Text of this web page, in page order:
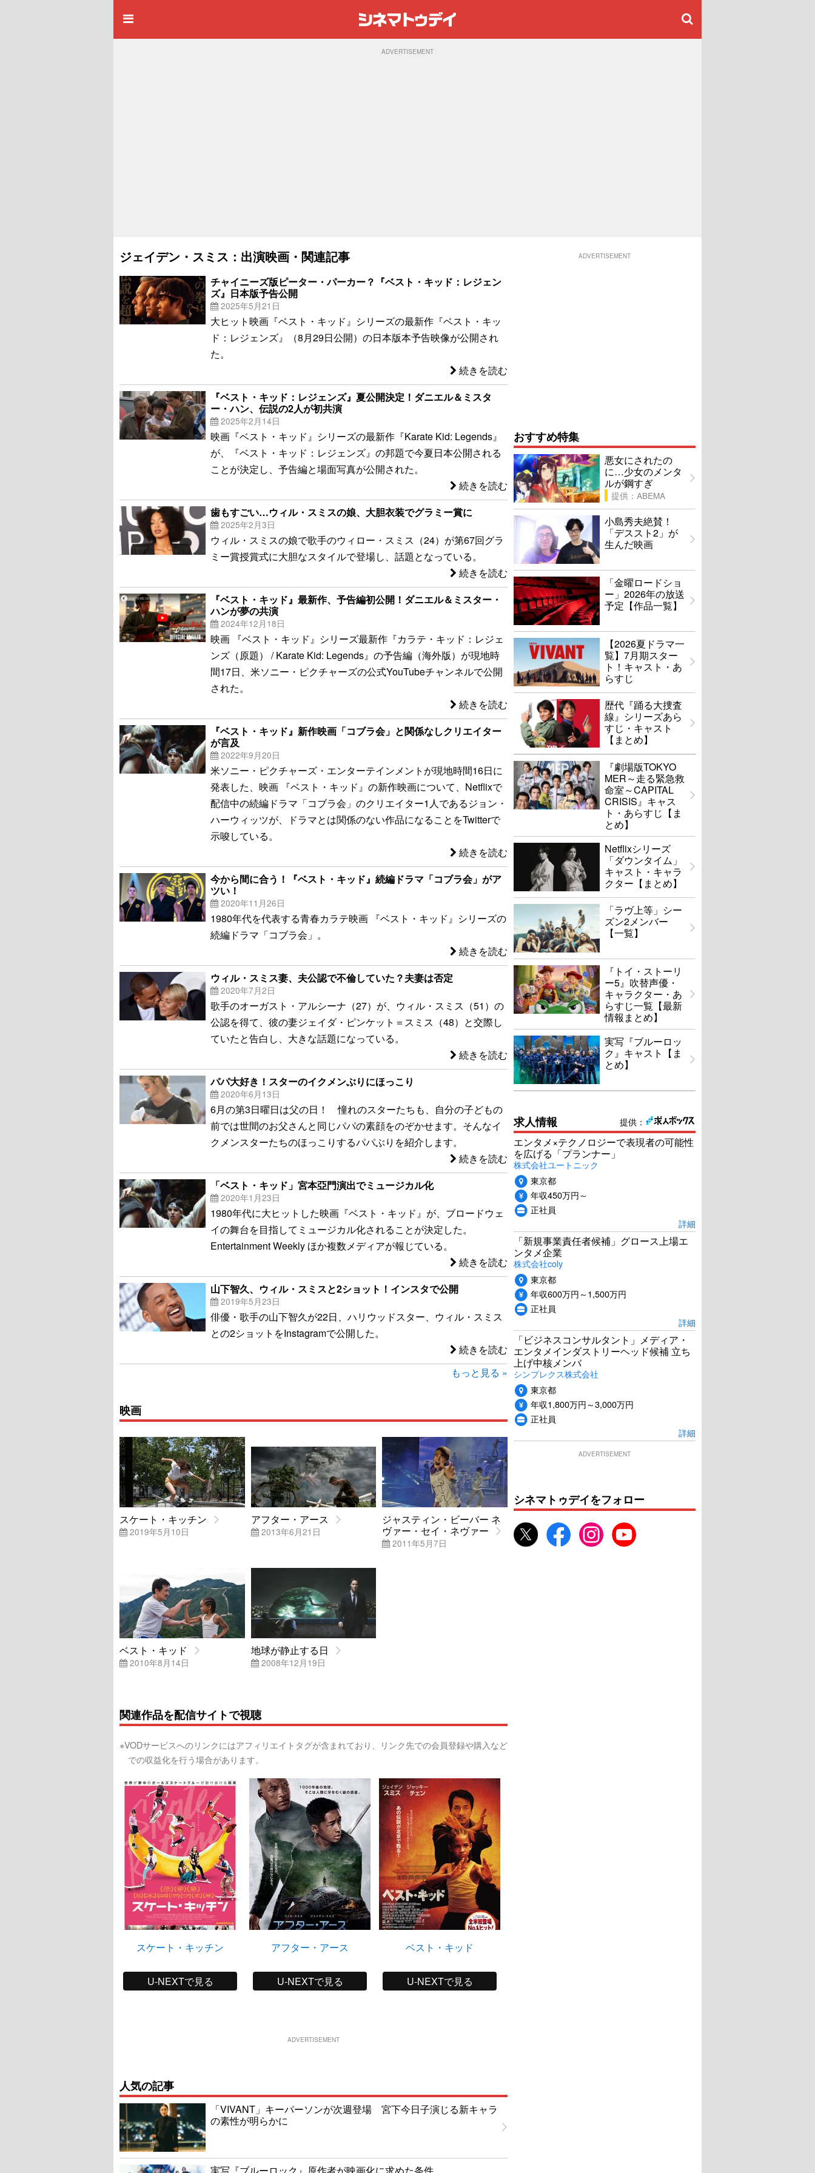
ADVERTISEMENT
ジェイデン・スミス：出演映画・関連記事
チャイニーズ版ピーター・パーカー？『ベスト・キッド：レジェン
ズ』日本版予告公開
2025年5月21日
大ヒット映画『ベスト・キッド』シリーズの最新作『ベスト・キッ
ド：レジェンズ』（8月29日公開）の日本版本予告映像が公開され
た。
続きを読む
『ベスト・キッド：レジェンズ』夏公開決定！ダニエル＆ミスタ
ー・ハン、伝説の2人が初共演
2025年2月14日
映画『ベスト・キッド』シリーズの最新作『Karate Kid: Legends』
が、『ベスト・キッド：レジェンズ』の邦題で今夏日本公開される
ことが決定し、予告編と場面写真が公開された。
続きを読む
歯もすごい…ウィル・スミスの娘、大胆衣装でグラミー賞に
2025年2月3日
ウィル・スミスの娘で歌手のウィロー・スミス（24）が第67回グラ
ミー賞授賞式に大胆なスタイルで登場し、話題となっている。
続きを読む
『ベスト・キッド』最新作、予告編初公開！ダニエル＆ミスター・
ハンが夢の共演
2024年12月18日
映画 『ベスト・キッド』シリーズ最新作『カラテ・キッド：レジェ
ンズ（原題） / Karate Kid: Legends』の予告編（海外版）が現地時
間17日、米ソニー・ピクチャーズの公式YouTubeチャンネルで公開
された。
続きを読む
『ベスト・キッド』新作映画「コブラ会」と関係なしクリエイター
が言及
2022年9月20日
米ソニー・ピクチャーズ・エンターテインメントが現地時間16日に
発表した、映画 『ベスト・キッド』の新作映画について、Netflixで
配信中の続編ドラマ「コブラ会」のクリエイター1人であるジョン・
ハーウィッツが、ドラマとは関係のない作品になることをTwitterで
示唆している。
続きを読む
今から間に合う！『ベスト・キッド』続編ドラマ「コブラ会」がア
ツい！
2020年11月26日
1980年代を代表する青春カラテ映画 『ベスト・キッド』シリーズの
続編ドラマ「コブラ会」。
続きを読む
ウィル・スミス妻、夫公認で不倫していた？夫妻は否定
2020年7月2日
歌手のオーガスト・アルシーナ（27）が、ウィル・スミス（51）の
公認を得て、彼の妻ジェイダ・ピンケット＝スミス（48）と交際し
ていたと告白し、大きな話題になっている。
続きを読む
パパ大好き！スターのイクメンぶりにほっこり
2020年6月13日
6月の第3日曜日は父の日！ 憧れのスターたちも、自分の子どもの
前では世間のお父さんと同じパパの素顔をのぞかせます。そんなイ
クメンスターたちのほっこりするパパぶりを紹介します。
続きを読む
「ベスト・キッド」宮本亞門演出でミュージカル化
2020年1月23日
1980年代に大ヒットした映画『ベスト・キッド』が、ブロードウェ
イの舞台を目指してミュージカル化されることが決定した。
Entertainment Weekly ほか複数メディアが報じている。
続きを読む
山下智久、ウィル・スミスと2ショット！インスタで公開
2019年5月23日
俳優・歌手の山下智久が22日、ハリウッドスター、ウィル・スミス
との2ショットをInstagramで公開した。
続きを読む
もっと見る »
映画
スケート・キッチン
2019年5月10日
アフター・アース
2013年6月21日
ジャスティン・ビーバー ネ
ヴァー・セイ・ネヴァー
2011年5月7日
ベスト・キッド
2010年8月14日
地球が静止する日
2008年12月19日
関連作品を配信サイトで視聴
※VODサービスへのリンクにはアフィリエイトタグが含まれており、リンク先での会員登録や購入など
での収益化を行う場合があります。
スケート・キッチン
U-NEXTで見る
アフター・アース
U-NEXTで見る
ベスト・キッド
U-NEXTで見る
ADVERTISEMENT
人気の記事
「VIVANT」キーパーソンが次週登場 宮下今日子演じる新キャラ
の素性が明らかに
実写『ブルーロック』原作者が映画化に求めた条件
ADVERTISEMENT
おすすめ特集
悪女にされたの
に…少女のメンタ
ルが鋼すぎ
提供：ABEMA
小島秀夫絶賛！
「デススト2」が
生んだ映画
「金曜ロードショ
ー」2026年の放送
予定【作品一覧】
【2026夏ドラマ一
覧】7月期スター
ト！キャスト・あ
らすじ
歴代『踊る大捜査
線』シリーズあら
すじ・キャスト
【まとめ】
『劇場版TOKYO
MER～走る緊急救
命室～CAPITAL
CRISIS』キャス
ト・あらすじ【ま
とめ】
Netflixシリーズ
「ダウンタイム」
キャスト・キャラ
クター【まとめ】
「ラヴ上等」シー
ズン2メンバー
【一覧】
『トイ・ストーリ
ー5』吹替声優・
キャラクター・あ
らすじ一覧【最新
情報まとめ】
実写『ブルーロッ
ク』キャスト【ま
とめ】
提供：
求人情報
エンタメ×テクノロジーで表現者の可能性
を広げる「プランナー」
株式会社ユートニック
東京都
年収450万円～
正社員
詳細
「新規事業責任者候補」グロース上場エ
ンタメ企業
株式会社coly
東京都
年収600万円～1,500万円
正社員
詳細
「ビジネスコンサルタント」メディア・
エンタメインダストリーヘッド候補 立ち
上げ中核メンバ
シンプレクス株式会社
東京都
年収1,800万円～3,000万円
正社員
詳細
ADVERTISEMENT
シネマトゥデイをフォロー